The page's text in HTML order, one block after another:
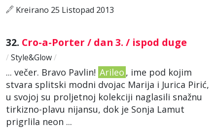
Kreirano 25 Listopad 2013
32. Cro-a-Porter / dan 3. / ispod duge
/ Style&Glow/
... večer. Bravo Pavlin! Arileo , ime pod kojim
stvara splitski modni dvojac Marija i Jurica Pirić,
u svojoj su proljetnoj kolekciji naglasili snažnu
tirkizno-plavu nijansu, dok je Sonja Lamut
prigrlila neon ...